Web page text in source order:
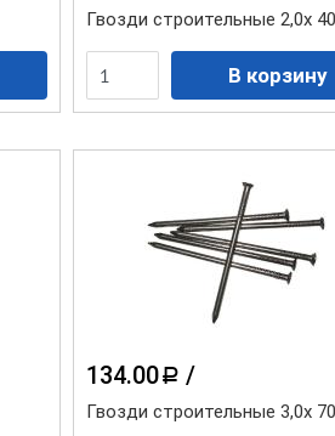
Гвозди строительные 2,0х 40
134.00 a /
Гвозди строительные 3,0х 70